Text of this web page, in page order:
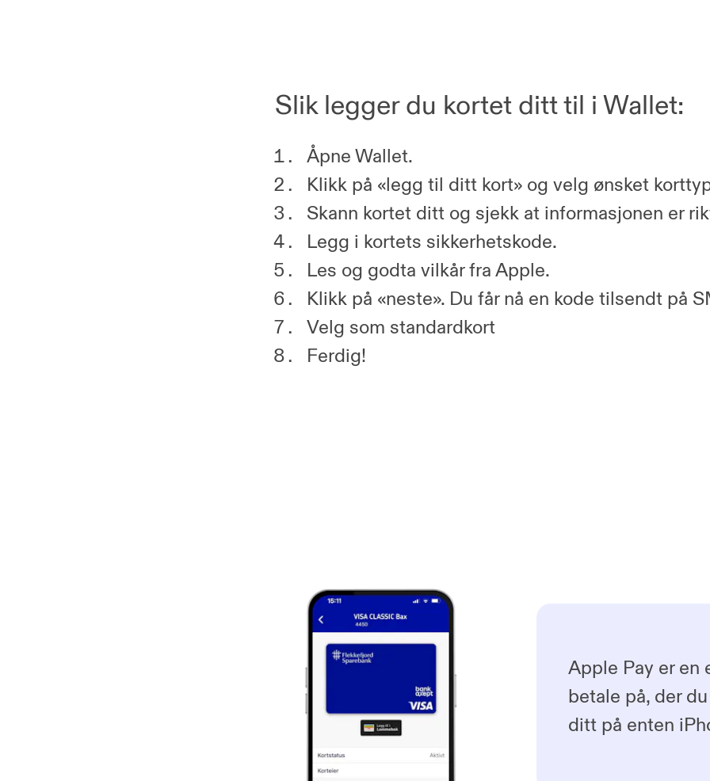
Slik legger du kortet ditt til i Wallet:
Åpne Wallet.
Klikk på «legg til ditt kort» og velg ønsket
Skann kortet ditt og sjekk at informasjonen er
Legg i kortets sikkerhetskode.
Les og godta vilkår fra Apple.
Klikk på «neste». Du får nå en kode tilsendt på
Velg som standardkort
Ferdig!
Apple Pay er en
betale på, der
ditt på enten